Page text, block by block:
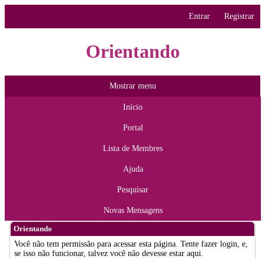
Entrar Registrar
Orientando
Mostrar menu
Início
Portal
Lista de Membres
Ajuda
Pesquisar
Novas Mensagens
Orientando
Você não tem permissão para acessar esta página. Tente fazer login, e,
se isso não funcionar, talvez você não devesse estar aqui.